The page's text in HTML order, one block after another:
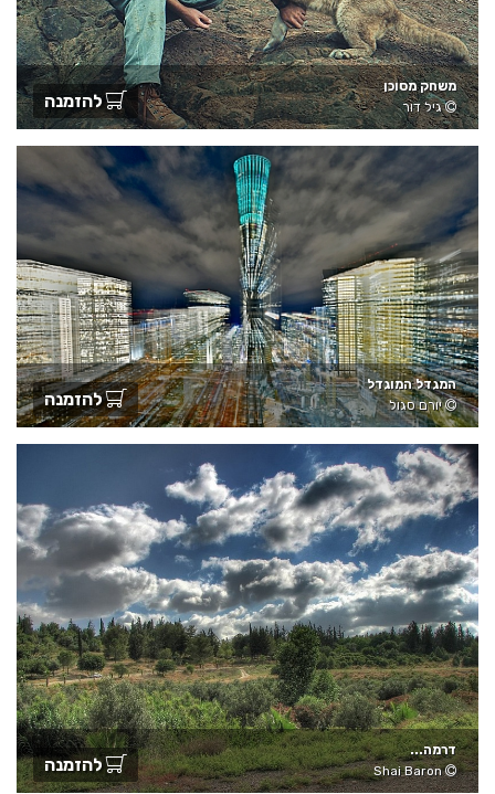
משחק מסוכן
גיל דור
להזמנה
המגדל המוגדל
יורם סגול
להזמנה
דרמה...
Shai Baron
להזמנה